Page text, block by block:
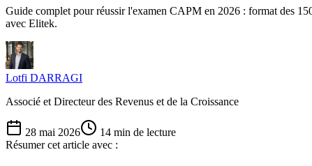
Guide complet pour réussir l'examen CAPM en 2026 : format des
avec Elitek.
Lotfi DARRAGI
Associé et Directeur des Revenus et de la Croissance
28 mai 2026 14 min de lecture
Résumer cet article avec :